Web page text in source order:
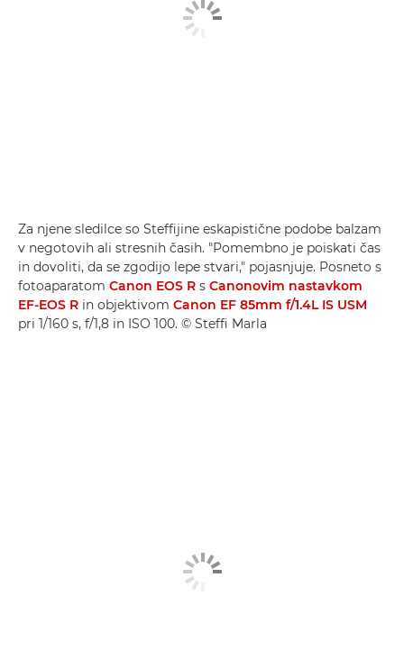
Za njene sledilce so Steffijine eskapistične podobe balzam
v negotovih ali stresnih časih. "Pomembno je poiskati čas
in dovoliti, da se zgodijo lepe stvari," pojasnjuje. Posneto s
fotoaparatom Canon EOS R s Canonovim nastavkom
EF-EOS R in objektivom Canon EF 85mm f/1.4L IS USM
pri 1/160 s, f/1,8 in ISO 100. © Steffi Marla